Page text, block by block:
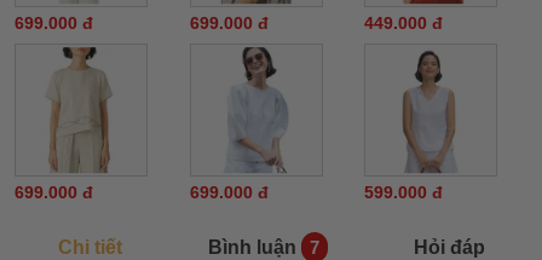
699.000 đ 699.000 đ 449.000 đ
699.000 đ 699.000 đ 599.000 đ
Chi tiết Bình luận 7 Hỏi đáp